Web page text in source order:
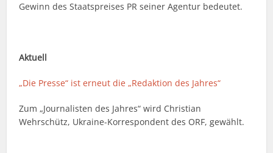
Gewinn des Staatspreises PR seiner Agentur bedeutet.
Aktuell
„Die Presse“ ist erneut die „Redaktion des Jahres“
Zum „Journalisten des Jahres“ wird Christian
Wehrschütz, Ukraine-Korrespondent des ORF, gewählt.